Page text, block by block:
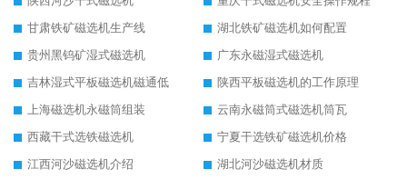
甘肃铁矿磁选机生产线
湖北铁矿磁选机如何配置
贵州黑钨矿湿式磁选机
广东永磁湿式磁选机
吉林湿式平板磁选机磁通低
陕西平板磁选机的工作原理
上海磁选机永磁筒组装
云南永磁筒式磁选机筒瓦
西藏干式选铁磁选机
宁夏干选铁矿磁选机价格
江西河沙磁选机介绍
湖北河沙磁选机材质